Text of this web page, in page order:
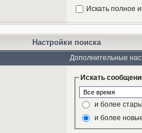
Искать полное
Настройки поиска
Дополнительные
Искать
и более
и более